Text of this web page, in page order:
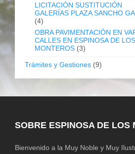
LICITACIÓN SUSTITUCIÓN
GALERÍAS PLAZA SANCHO
(4)
OBRA PAVIMENTACIÓN EN
CALLES EN ESPINOSA DE LOS
MONTEROS (3)
Trámites y Gestiones (9)
SOBRE ESPINOSA DE LOS
Bienvenido a la Muy Noble y Muy